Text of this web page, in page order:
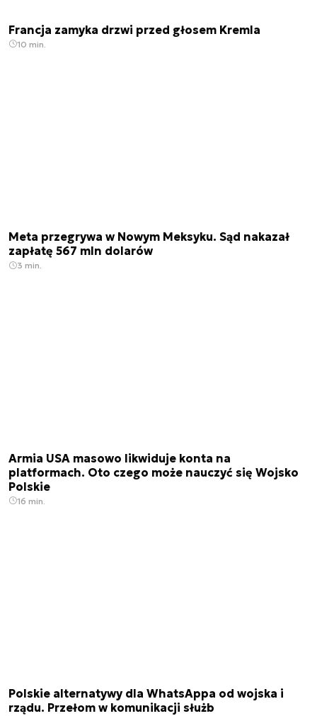
Francja zamyka drzwi przed głosem Kremla
10 min.
Meta przegrywa w Nowym Meksyku. Sąd nakazał
zapłatę 567 mln dolarów
3 min.
Armia USA masowo likwiduje konta na
platformach. Oto czego może nauczyć się Wojsko
Polskie
16 min.
Polskie alternatywy dla WhatsAppa od wojska i
rządu. Przełom w komunikacji służb